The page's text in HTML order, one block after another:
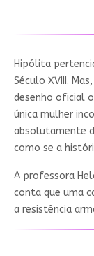
Hipólita
Século XVIII.
desenho oficial
única mulher
absolutamente
como se a
A professora
conta que uma
a resistência